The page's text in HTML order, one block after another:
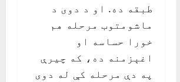
طبقه ده. او د دوی د
ماشومتوب مرحله هم
خورا حساسه او
اغېزمنه ده، که چيرې
په دې مرحله کې له دوی